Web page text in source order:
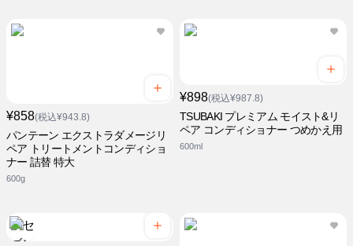
¥858(税込¥943.8)
パンテーン エクストラダメージリ
ペア トリートメントコンディショ
ナー 詰替 特大
600g
¥898(税込¥987.8)
TSUBAKI プレミアム モイスト&リ
ペア コンディショナー つめかえ用
600ml